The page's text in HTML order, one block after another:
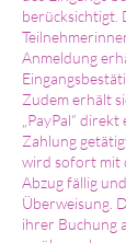
berücksichtigt.
Anmeldung
Zudem erhält
„PayPal“
Zahlung
wird sofort mit
Abzug fällig
Überweisung.
ihrer Buchung